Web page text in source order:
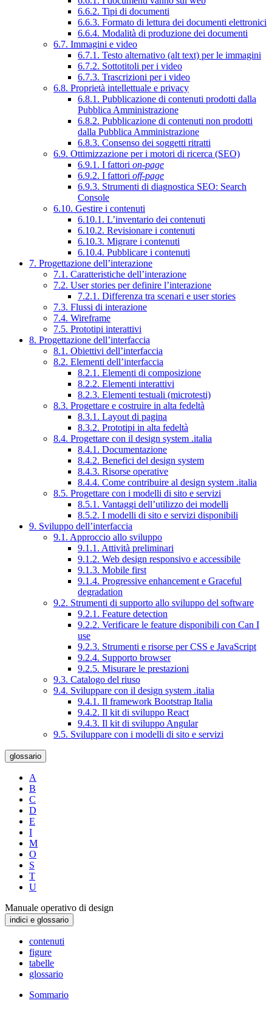
6.6.2. Tipi di documenti
6.6.3. Formato di lettura dei documenti elettronici
6.6.4. Modalità di produzione dei documenti
6.7. Immagini e video
6.7.1. Testo alternativo (alt text) per le immagini
6.7.2. Sottotitoli per i video
6.7.3. Trascrizioni per i video
6.8. Proprietà intellettuale e privacy
6.8.1. Pubblicazione di contenuti prodotti dalla
Pubblica Amministrazione
6.8.2. Pubblicazione di contenuti non prodotti
dalla Pubblica Amministrazione
6.8.3. Consenso dei soggetti ritratti
6.9. Ottimizzazione per i motori di ricerca (SEO)
6.9.1. I fattori on-page
6.9.2. I fattori off-page
6.9.3. Strumenti di diagnostica SEO: Search
Console
6.10. Gestire i contenuti
6.10.1. L’inventario dei contenuti
6.10.2. Revisionare i contenuti
6.10.3. Migrare i contenuti
6.10.4. Pubblicare i contenuti
7. Progettazione dell’interazione
7.1. Caratteristiche dell’interazione
7.2. User stories per definire l’interazione
7.2.1. Differenza tra scenari e user stories
7.3. Flussi di interazione
7.4. Wireframe
7.5. Prototipi interattivi
8. Progettazione dell’interfaccia
8.1. Obiettivi dell’interfaccia
8.2. Elementi dell’interfaccia
8.2.1. Elementi di composizione
8.2.2. Elementi interattivi
8.2.3. Elementi testuali (microtesti)
8.3. Progettare e costruire in alta fedeltà
8.3.1. Layout di pagina
8.3.2. Prototipi in alta fedeltà
8.4. Progettare con il design system .italia
8.4.1. Documentazione
8.4.2. Benefici del design system
8.4.3. Risorse operative
8.4.4. Come contribuire al design system .italia
8.5. Progettare con i modelli di sito e servizi
8.5.1. Vantaggi dell’utilizzo dei modelli
8.5.2. I modelli di sito e servizi disponibili
9. Sviluppo dell’interfaccia
9.1. Approccio allo sviluppo
9.1.1. Attività preliminari
9.1.2. Web design responsivo e accessibile
9.1.3. Mobile first
9.1.4. Progressive enhancement e Graceful
degradation
9.2. Strumenti di supporto allo sviluppo del software
9.2.1. Feature detection
9.2.2. Verificare le feature disponibili con Can I
use
9.2.3. Strumenti e risorse per CSS e JavaScript
9.2.4. Supporto browser
9.2.5. Misurare le prestazioni
9.3. Catalogo del riuso
9.4. Sviluppare con il design system .italia
9.4.1. Il framework Bootstrap Italia
9.4.2. Il kit di sviluppo React
9.4.3. Il kit di sviluppo Angular
9.5. Sviluppare con i modelli di sito e servizi
glossario
A
B
C
D
E
I
M
O
S
T
U
Manuale operativo di design
indici e glossario
contenuti
figure
tabelle
glossario
Sommario